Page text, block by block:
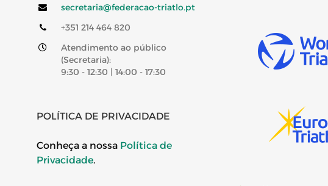
secretaria@federacao-triatlo.pt
+351 214 464 820
Atendimento ao público
(Secretaria):
9:30 - 12:30 | 14:00 - 17:30
POLÍTICA DE PRIVACIDADE
Conheça a nossa Política de
Privacidade.